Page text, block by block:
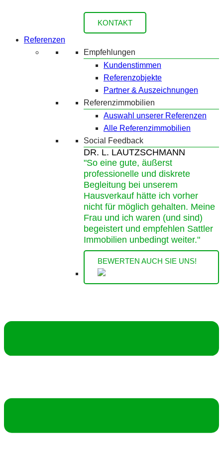
KONTAKT
Referenzen
Empfehlungen
Kundenstimmen
Referenzobjekte
Partner & Auszeichnungen
Referenzimmobilien
Auswahl unserer Referenzen
Alle Referenzimmobilien
Social Feedback
DR. L. LAUTZSCHMANN
"So eine gute, äußerst
professionelle und diskrete
Begleitung bei unserem
Hausverkauf hätte ich vorher
nicht für möglich gehalten. Meine
Frau und ich waren (und sind)
begeistert und empfehlen Sattler
Immobilien unbedingt weiter."
BEWERTEN AUCH SIE UNS!